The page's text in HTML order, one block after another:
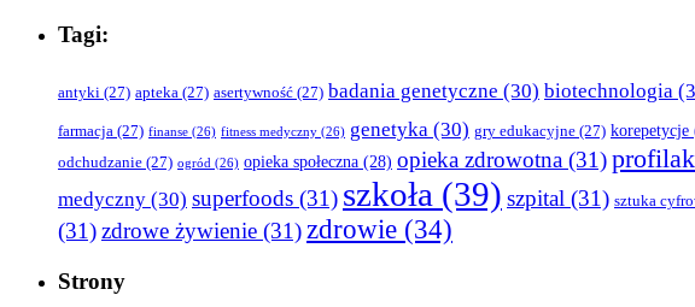
Tagi:
antyki (27) apteka (27) asertywność (27) badania genetyczne (30) biotechnologia
farmacja (27) finanse (26) fitness medyczny (26) genetyka (30) gry edukacyjne (27) korepetycje
odchudzanie (27) ogród (26) opieka społeczna (28) opieka zdrowotna (31)
medyczny (30) superfoods (31) szkoła (39) szpital (31) sztuka
(31)zdrowe żywienie (31)zdrowie (34)
Strony